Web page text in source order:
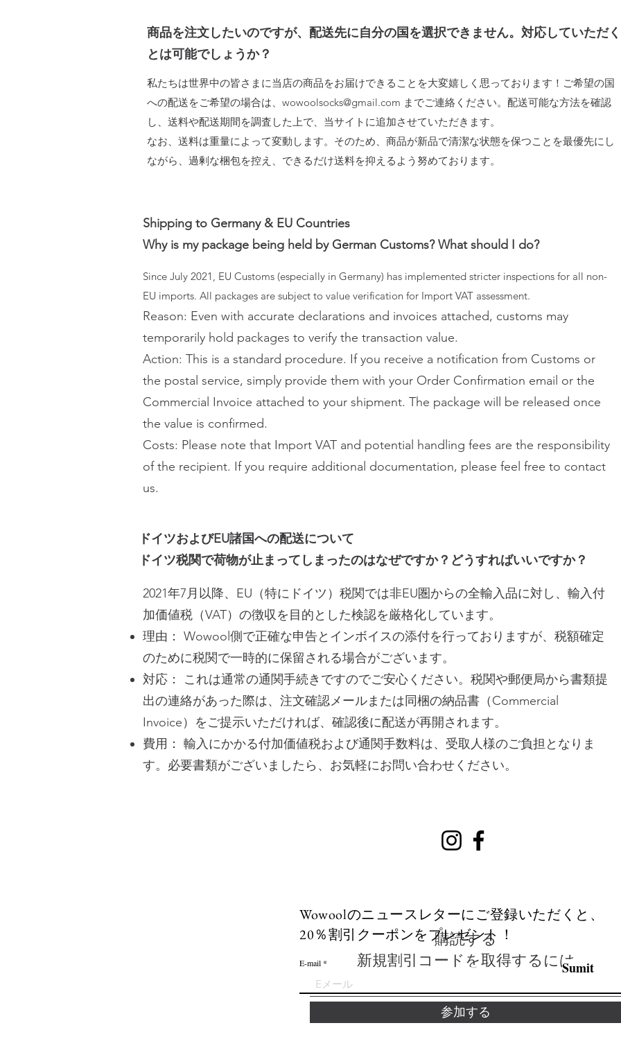
商品を注文したいのですが、配送先に自分の国を選択できません。対応していただ
とは可能でしょうか？
私たちは世界中の皆さまに当店の商品をお届けできることを大変嬉しく思っております！ご希望の国
への配送をご希望の場合は、 wowoolsocks@gmail.com までご連絡ください。配送可能な方法を確認
し、送料や配送期間を調査した上で、当サイトに追加させていただきます。
なお、送料は重量によって変動します。そのため、商品が新品で清潔な状態を保つことを最優先にし
ながら、過剰な梱包を控え、できるだけ送料を抑えるよう努めております。
Shipping to Germany & EU Countries
Why is my package being held by German Customs? What should I do?
Since July 2021, EU Customs (especially in Germany) has implemented stricter inspections for all non-
EU imports. All packages are subject to value verification for Import VAT assessment.
Reason: Even with accurate declarations and invoices attached, customs may
temporarily hold packages to verify the transaction value.
Action: This is a standard procedure. If you receive a notification from Customs or
the postal service, simply provide them with your Order Confirmation email or the
Commercial Invoice attached to your shipment. The package will be released once
the value is confirmed.
Costs: Please note that Import VAT and potential handling fees are the responsibility
of the recipient. If you require additional documentation, please feel free to contact
us.
ドイツおよびEU諸国への配送について
ドイツ税関で荷物が止まってしまったのはなぜですか？どうすればいいですか？
2021年7月以降、EU（特にドイツ）税関では非EU圏からの全輸入品に対し、輸入付
加価値税（VAT）の徴収を目的とした検認を厳格化しています。
理由： Wowool側で正確な申告とインボイスの添付を行っておりますが、税額確定
のために税関で一時的に保留される場合がございます。
対応： これは通常の通関手続きですのでご安心ください。税関や郵便局から書類提
出の連絡があった際は、注文確認メールまたは同梱の納品書（Commercial
Invoice）をご提示いただければ、確認後に配送が再開されます。
費用： 輸入にかかる付加価値税および通関手数料は、受取人様のご負担となりま
す。必要書類がございましたら、お気軽にお問い合わせください。
​購読する
新規割引コードを取得するには
参加する
Wowoolのニュースレターにご登録いただくと、
20％割引クーポンをプレゼント！
E-mail Sumit